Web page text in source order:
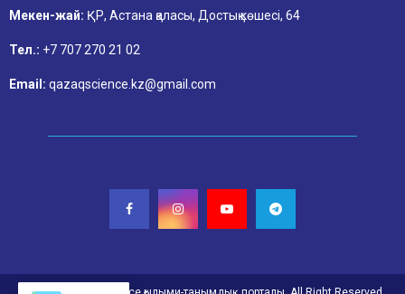
Мекен-жай: ҚР, Астана қаласы, Достық көшесі, 64
Тел.: +7 707 270 21 02
Email: qazaqscience.kz@gmail.com